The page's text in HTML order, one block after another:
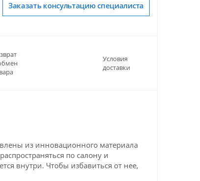
Заказать консультацию специалиста
Условия
доставки
из инновационного материала
по салону и
внутри. Чтобы избавиться от нее,